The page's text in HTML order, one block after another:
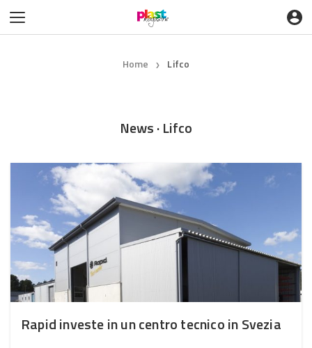
Home ❯ Lifco
News · Lifco
Rapid investe in un centro tecnico in Svezia